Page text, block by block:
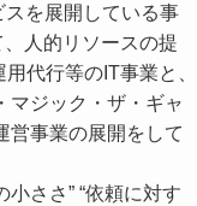
を展開している事
人的リソースの提
代行等のIT事業と、
マジック・ザ・ギャ
営事業の展開をして
ささ” “依頼に対す